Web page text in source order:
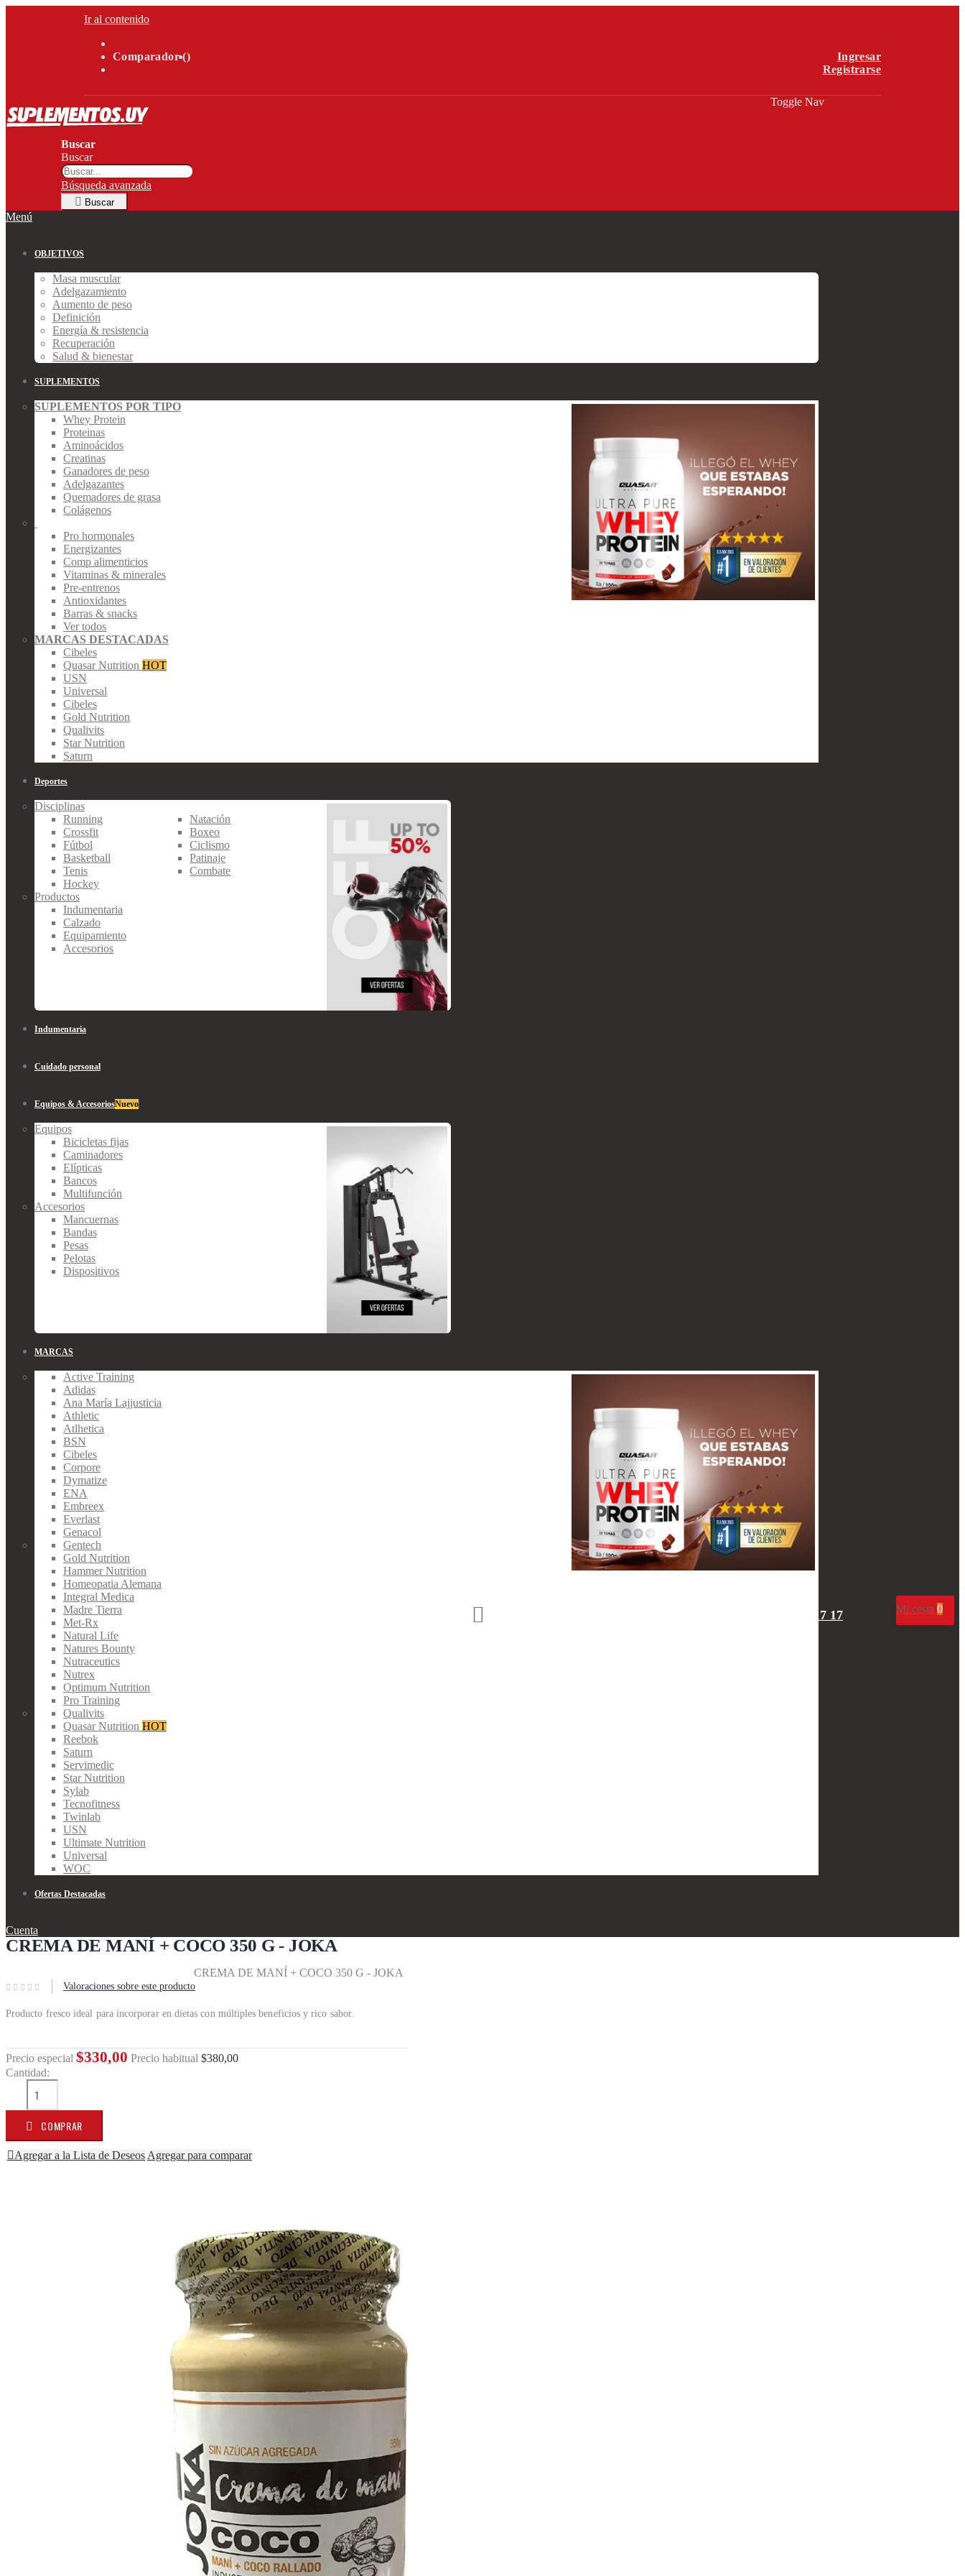
Ir al contenido
Comparador ()
Ingresar
Registrarse
Mi cesta 0
Toggle Nav
Buscar
Buscar
Búsqueda avanzada
Buscar
097 17 17 17
Menú
OBJETIVOS
Masa muscular
Adelgazamiento
Aumento de peso
Definición
Energía & resistencia
Recuperación
Salud & bienestar
SUPLEMENTOS
SUPLEMENTOS POR TIPO
Whey Protein
Proteinas
Aminoácidos
Creatinas
Ganadores de peso
Adelgazantes
Quemadores de grasa
Colágenos
Pro hormonales
Energizantes
Comp alimenticios
Vitaminas & minerales
Pre-entrenos
Antioxidantes
Barras & snacks
Ver todos
MARCAS DESTACADAS
Cibeles
Quasar Nutrition HOT
USN
Universal
Cibeles
Gold Nutrition
Qualivits
Star Nutrition
Saturn
Deportes
Disciplinas
Running
Crossfit
Fútbol
Basketball
Tenis
Hockey
Natación
Boxeo
Ciclismo
Patinaje
Combate
Productos
Indumentaria
Calzado
Equipamiento
Accesorios
Indumentaria
Cuidado personal
Equipos & AccesoriosNuevo
Equipos
Bicicletas fijas
Caminadores
Elípticas
Bancos
Multifunción
Accesorios
Mancuernas
Bandas
Pesas
Pelotas
Dispositivos
MARCAS
Active Training
Adidas
Ana María Lajjusticia
Athletic
Atlhetica
BSN
Cibeles
Corpore
Dymatize
ENA
Embreex
Everlast
Genacol
Gentech
Gold Nutrition
Hammer Nutrition
Homeopatia Alemana
Integral Medica
Madre Tierra
Met-Rx
Natural Life
Natures Bounty
Nutraceutics
Nutrex
Optimum Nutrition
Pro Training
Qualivits
Quasar Nutrition HOT
Reebok
Saturn
Servimedic
Star Nutrition
Sylab
Tecnofitness
Twinlab
USN
Ultimate Nutrition
Universal
WOC
Ofertas Destacadas
Cuenta
CREMA DE MANÍ + COCO 350 G - JOKA
CREMA DE MANÍ + COCO 350 G - JOKA
Valoraciones sobre este producto
Producto fresco ideal para incorporar en dietas con múltiples beneficios y rico sabor.
Precio especial $330,00 Precio habitual $380,00
Cantidad:
COMPRAR
Agregar a la Lista de Deseos Agregar para comparar